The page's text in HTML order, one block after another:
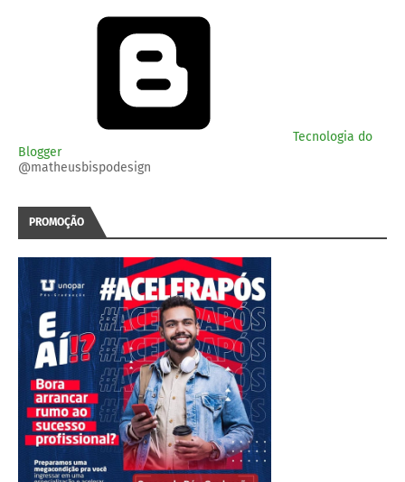
Tecnologia do
Blogger
@matheusbispodesign
PROMOÇÃO